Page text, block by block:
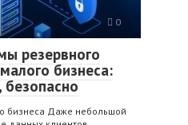
0
резервного
бизнеса:
безопасно
бизнеса Даже небольшой